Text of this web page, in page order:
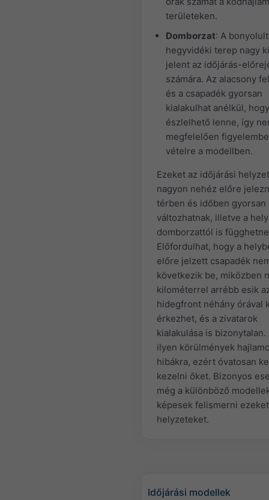
területeken.
Domborzat: A bonyolult
hegyvidéki terep nagy
jelent az időjárás-
számára. Az alacsony
és a csapadék gyorsan
kialakulhat anélkül, hogy
észlelhető lenne, így
megfelelően figyelembe
vételre a modellben.
Ezeket az időjárási
nagyon nehéz előre
térben és időben gyorsan
változhatnak, illetve a
domborzattól is
Előfordulhat, hogy a
előre jelzett csapadék
következik be, miközben
kilométerrel arrébb esik
hidegfront néhány órával
érkezhet, és a zivatarok
kialakulása is bizonytalan.
ilyen körülmények
hibákra, ezért óvatosan
kezelni őket. Bizonyos
még a különböző
képesek felismerni
helyzeteket.
Időjárási modellek